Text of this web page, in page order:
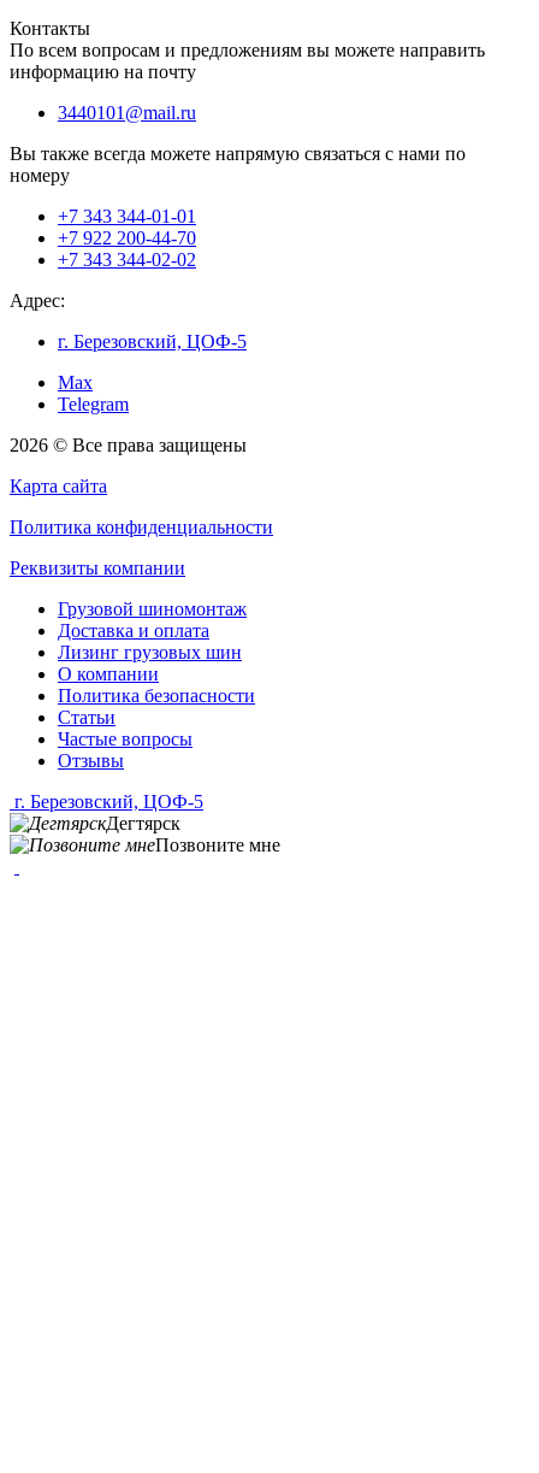
Контакты
По всем вопросам и предложениям вы можете направить
информацию на почту
3440101@mail.ru
Вы также всегда можете напрямую связаться с нами по
номеру
+7 343 344-01-01
+7 922 200-44-70
+7 343 344-02-02
Адрес:
г. Березовский, ЦОФ-5
Max
Telegram
2026 © Все права защищены
Карта сайта
Политика конфиденциальности
Реквизиты компании
Грузовой шиномонтаж
Доставка и оплата
Лизинг грузовых шин
О компании
Политика безопасности
Статьи
Частые вопросы
Отзывы
г. Березовский, ЦОФ-5
Дегтярск
Позвоните мне